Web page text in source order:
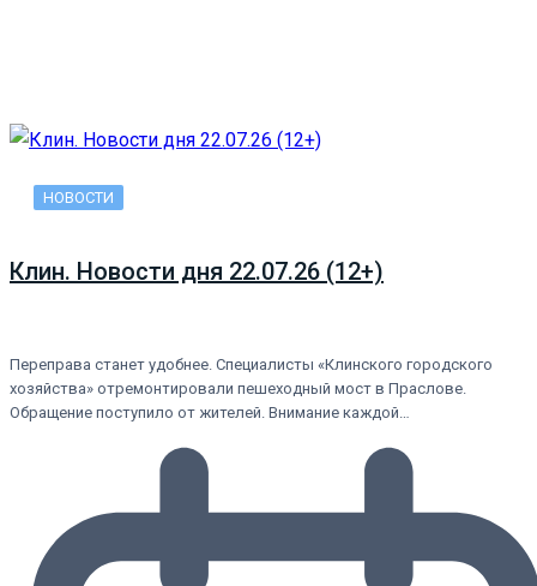
НОВОСТИ
Клин. Новости дня 22.07.26 (12+)
Переправа станет удобнее. Специалисты «Клинского городского
хозяйства» отремонтировали пешеходный мост в Праслове.
Обращение поступило от жителей. Внимание каждой…